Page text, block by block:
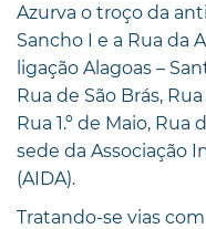
Azurva o troço da
Sancho I e a Rua da
ligação Alagoas –
Rua de São Brás,
Rua 1.º de Maio,
sede da Associação
(AIDA).
Tratando-se vias